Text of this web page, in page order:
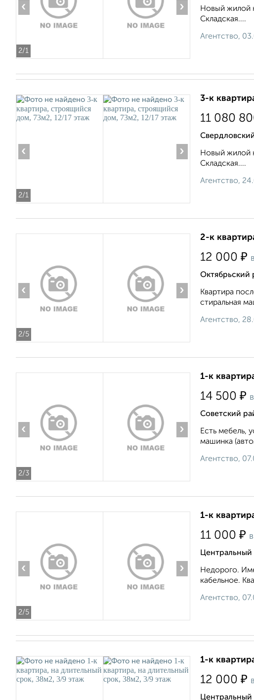
2/1
‹ ›
Новый жилой
Складская....
Агентство,
2/1
‹ ›
3-к
11 080
Новый жилой
Складская....
Агентство,
2/5
‹ ›
2-к
12 000 ₽
Октябрьский
Квартира
стиральная
Агентство,
2/3
‹ ›
1-к
14 500 ₽
Советский
Есть мебель,
машинка
Агентство,
2/5
‹ ›
1-к
11 000 ₽
Центральный
Недорого.
кабельное.
Агентство,
1-к
12 000 ₽